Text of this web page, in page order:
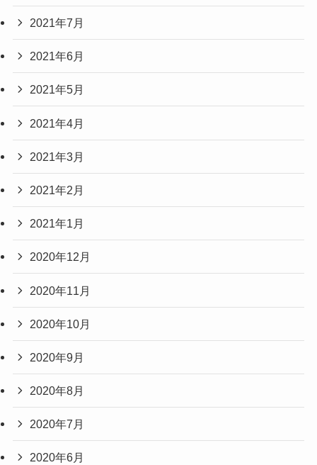
2021年7月
2021年6月
2021年5月
2021年4月
2021年3月
2021年2月
2021年1月
2020年12月
2020年11月
2020年10月
2020年9月
2020年8月
2020年7月
2020年6月